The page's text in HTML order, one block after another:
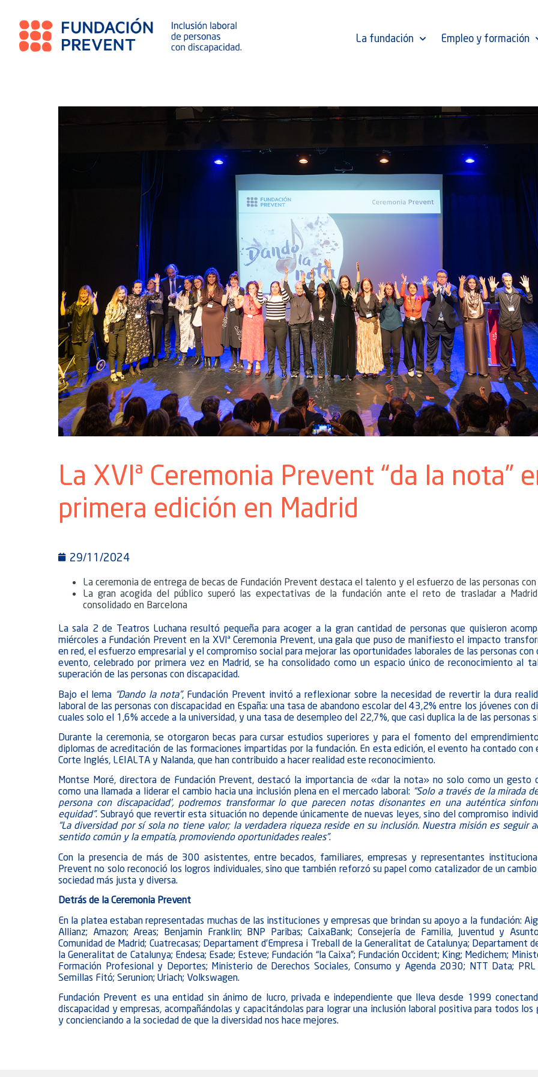
La fundación Empleo y formación
La XVIª Ceremonia Prevent “da la nota”
primera edición en Madrid
29/11/2024
La ceremonia de entrega de becas de Fundación Prevent destaca el talento y el esfuerzo de las personas con
La gran acogida del público superó las expectativas de la fundación ante el reto de trasladar a
consolidado en Barcelona
La sala 2 de Teatros Luchana resultó pequeña para acoger a la gran cantidad de personas que quisieron
miércoles a Fundación Prevent en la XVIª Ceremonia Prevent, una gala que puso de manifiesto el impacto
en red, el esfuerzo empresarial y el compromiso social para mejorar las oportunidades laborales de las personas con
evento, celebrado por primera vez en Madrid, se ha consolidado como un espacio único de reconocimiento al
superación de las personas con discapacidad.
Bajo el lema “Dando la nota”, Fundación Prevent invitó a reflexionar sobre la necesidad de revertir la dura
laboral de las personas con discapacidad en España: una tasa de abandono escolar del 43,2% entre los jóvenes con
cuales solo el 1,6% accede a la universidad, y una tasa de desempleo del 22,7%, que casi duplica la de las personas
Durante la ceremonia, se otorgaron becas para cursar estudios superiores y para el fomento del
diplomas de acreditación de las formaciones impartidas por la fundación. En esta edición, el evento ha contado con
Corte Inglés, LEIALTA y Nalanda, que han contribuido a hacer realidad este reconocimiento.
Montse Moré, directora de Fundación Prevent, destacó la importancia de «dar la nota» no solo como un gesto
como una llamada a liderar el cambio hacia una inclusión plena en el mercado laboral: “Solo a través de la mirada
persona con discapacidad’, podremos transformar lo que parecen notas disonantes en una auténtica
equidad”. Subrayó que revertir esta situación no depende únicamente de nuevas leyes, sino del compromiso
“La diversidad por sí sola no tiene valor; la verdadera riqueza reside en su inclusión. Nuestra misión es seguir
sentido común y la empatía, promoviendo oportunidades reales”.
Con la presencia de más de 300 asistentes, entre becados, familiares, empresas y representantes
Prevent no solo reconoció los logros individuales, sino que también reforzó su papel como catalizador de un
sociedad más justa y diversa.
Detrás de la Ceremonia Prevent
En la platea estaban representadas muchas de las instituciones y empresas que brindan su apoyo a la fundación:
Allianz; Amazon; Areas; Benjamin Franklin; BNP Paribas; CaixaBank; Consejería de Familia, Juventud y
Comunidad de Madrid; Cuatrecasas; Departament d’Empresa i Treball de la Generalitat de Catalunya; Departament
la Generalitat de Catalunya; Endesa; Esade; Esteve; Fundación “la Caixa”; Fundación Occident; King; Medichem;
Formación Profesional y Deportes; Ministerio de Derechos Sociales, Consumo y Agenda 2030; NTT Data; PRL
Semillas Fitó; Serunion; Uriach; Volkswagen.
Fundación Prevent es una entidad sin ánimo de lucro, privada e independiente que lleva desde 1999
discapacidad y empresas, acompañándolas y capacitándolas para lograr una inclusión laboral positiva para todos
y concienciando a la sociedad de que la diversidad nos hace mejores.